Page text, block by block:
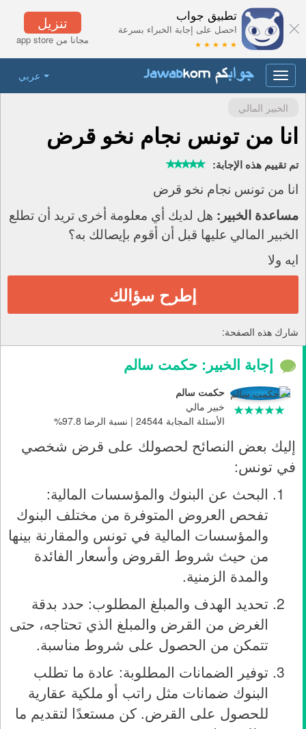
تنزيل
مجانا من app store
تطبيق جواب
احصل على إجابة الخبراء بسرعة
★ ★ ★ ★ ★
عربي
Toggle
navigation
الخبير المالي
انا من تونس نجام نخو قرض
تم تقييم هذه الإجابة:
انا من تونس نجام نخو قرض
مساعدة الخبير: هل لديك أي معلومة أخرى تريد أن تطلع
الخبير المالي عليها قبل أن أقوم بإيصالك به؟
ايه ولا
إطرح سؤالك
شارك هذه الصفحة:
إجابة الخبير: حكمت سالم
حكمت سالم
خبير مالي
الأسئلة المجابة 24544 | نسبة الرضا 97.8%
إليك بعض النصائح لحصولك على قرض شخصي
في تونس:
البحث عن البنوك والمؤسسات المالية:
تفحص العروض المتوفرة من مختلف البنوك
والمؤسسات المالية في تونس والمقارنة بينها
من حيث شروط القروض وأسعار الفائدة
والمدة الزمنية.
تحديد الهدف والمبلغ المطلوب: حدد بدقة
الغرض من القرض والمبلغ الذي تحتاجه، حتى
تتمكن من الحصول على شروط مناسبة.
توفير الضمانات المطلوبة: عادة ما تطلب
البنوك ضمانات مثل راتب أو ملكية عقارية
للحصول على القرض. كن مستعدًا لتقديم ما